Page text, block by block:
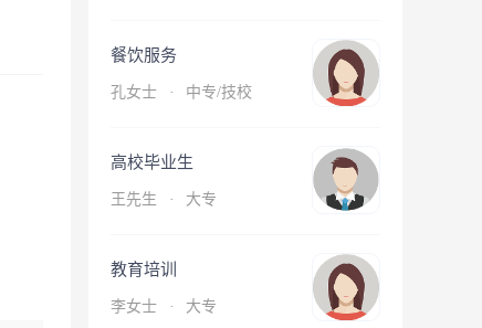
餐饮服务
孔女士 · 中专/技校
高校毕业生
王先生 · 大专
教育培训
李女士 · 大专